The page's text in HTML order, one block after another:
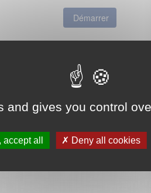
and gives you control
accept all Deny all cookies
Démarrer
CGU Plan du site